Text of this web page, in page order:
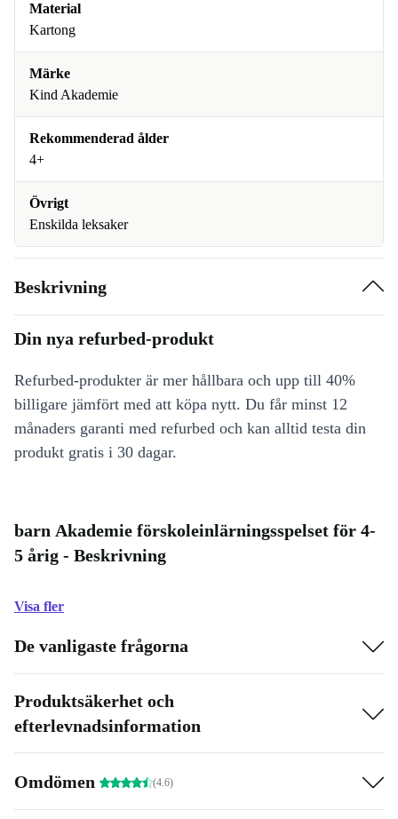
Material
Kartong
Märke
Kind Akademie
Rekommenderad ålder
4+
Övrigt
Enskilda leksaker
Beskrivning
Din nya refurbed-produkt
Refurbed-produkter är mer hållbara och upp till 40%
billigare jämfört med att köpa nytt. Du får minst 12
månaders garanti med refurbed och kan alltid testa din
produkt gratis i 30 dagar.
barn Akademie förskoleinlärningsspelset för 4-
5 årig - Beskrivning
Visa fler
De vanligaste frågorna
Produktsäkerhet och
efterlevnadsinformation
Omdömen (4.6)